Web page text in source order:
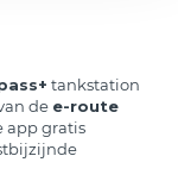
tankstation
de e-route
app gratis